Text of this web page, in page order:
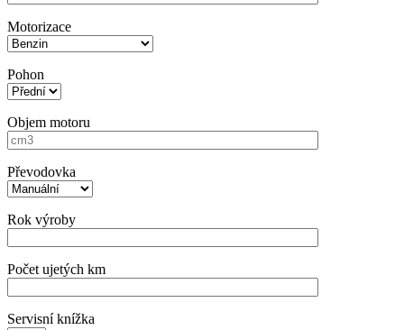
Motorizace
Pohon
Objem motoru
Převodovka
Rok výroby
Počet ujetých km
Servisní knížka